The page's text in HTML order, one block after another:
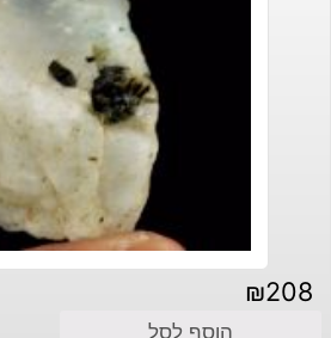
₪208
הוסף לסל